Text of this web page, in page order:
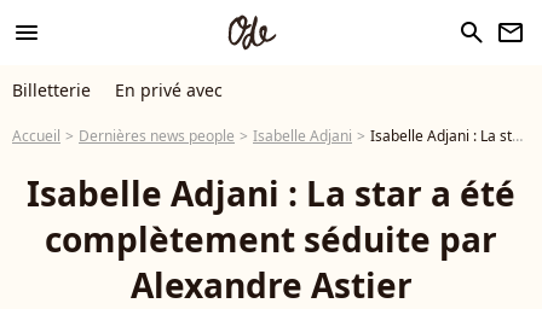
menu search newsletter
Billetterie En privé avec
Accueil Dernières news people Isabelle Adjani Isabelle Adjani : La star a été complètement séduite par Alexandre Astier
Isabelle Adjani : La star a été
complètement séduite par
Alexandre Astier